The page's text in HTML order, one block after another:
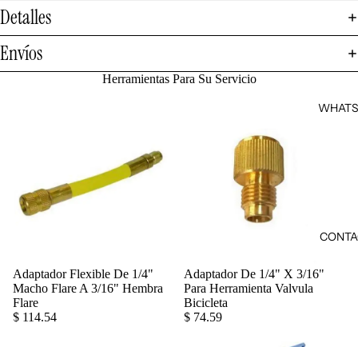
Detalles
Envíos
Herramientas Para Su Servicio
Agregar
Adaptador Flexible De 1/4"
Macho Flare A 3/16" Hembra
Flare
$ 114.54
Adaptador De 1/4" X 3/16"
Para Herramienta Valvula
Bicicleta
$ 74.59